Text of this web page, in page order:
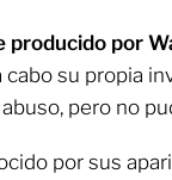
producido por
cabo su propia
pero no
por sus